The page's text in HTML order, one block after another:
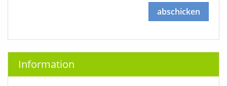
abschicken
Information